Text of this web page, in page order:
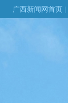
广西新闻网首页 |